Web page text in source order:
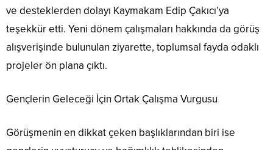
ve desteklerden dolayı Kaymakam Edip Çakıcı’ya
teşekkür etti. Yeni dönem çalışmaları hakkında da görüş
alışverişinde bulunulan ziyarette, toplumsal fayda odaklı
projeler ön plana çıktı.
Gençlerin Geleceği İçin Ortak Çalışma Vurgusu
Görüşmenin en dikkat çeken başlıklarından biri ise